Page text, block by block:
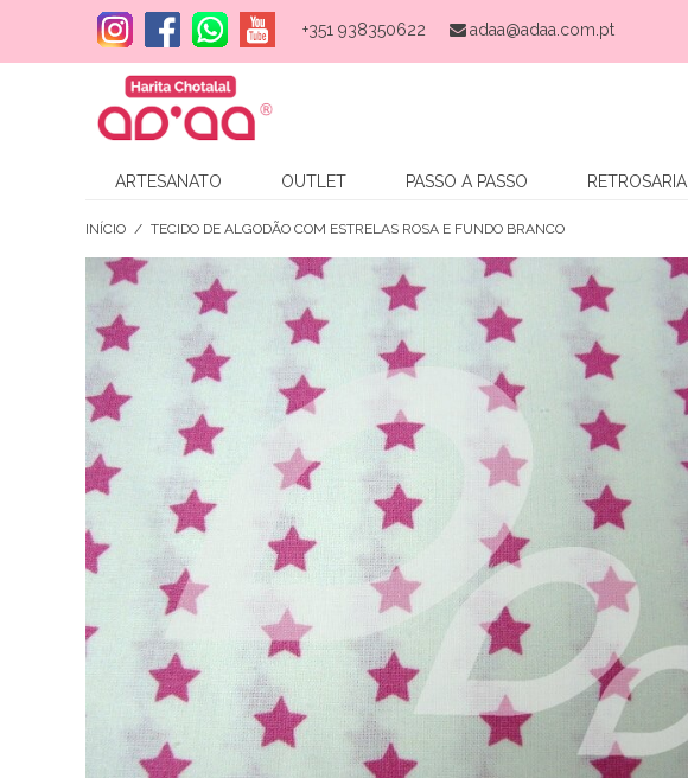
+351 938350622 adaa@adaa.com.pt
ARTESANATO OUTLET PASSO A PASSO RETROSARIA
INÍCIO / TECIDO DE ALGODÃO COM ESTRELAS ROSA E FUNDO BRANCO